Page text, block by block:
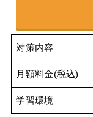
対策内容
月額料金(税込)
学習環境